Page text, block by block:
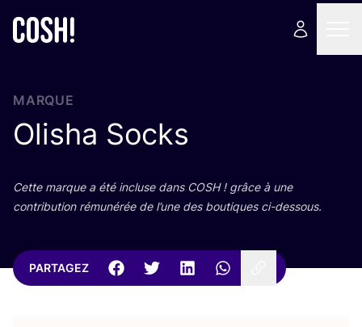
MARQUE
Olisha Socks
Cette marque a été incluse dans COSH! grâce à une
contri­bu­tion rému­né­rée de l’une des bou­tiques ci-dessous.
PARTAGEZ